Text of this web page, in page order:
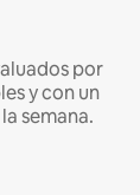
por
y con un
semana.